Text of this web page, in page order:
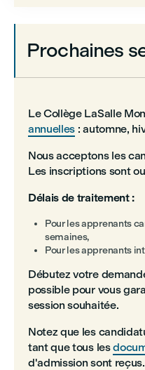
Prochaines
Le Collège LaSalle
annuelles : automne,
Nous acceptons les
Les inscriptions sont
Délais de traitement :
Pour les apprenants
semaines,
Pour les apprenants
Débutez votre
possible pour vous
session souhaitée.
Notez que les
tant que tous les
d'admission sont reçus.